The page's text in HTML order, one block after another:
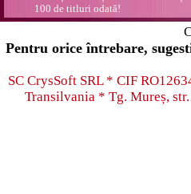
100 de titluri odată!
Pentru orice întrebare,
SC CrysSoft SRL * CIF
Transilvania * Tg. Mureș,